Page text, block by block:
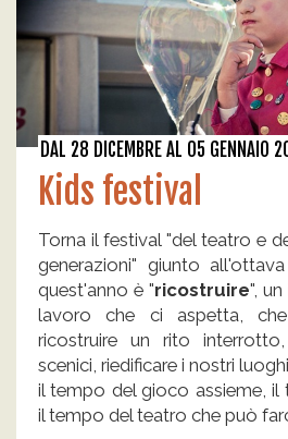
DAL 28 DICEMBRE AL 05 GENNAIO
Kids festival
Torna il festival "del teatro e
generazioni" giunto
quest'anno è "ricostruire",
lavoro che ci aspetta,
ricostruire un rito interrotto,
scenici, riedificare i nostri
il tempo del gioco assieme, il
il tempo del teatro che può